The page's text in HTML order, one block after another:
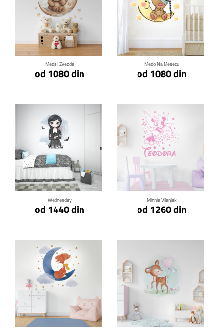
Meda I Zvezde
od 1080 din
Klikni za detalje
Medo Na Mesecu
od 1080 din
Wednesday
od 1440 din
Klikni za detalje
Minnie Vilenjak
od 1260 din
Klikni za detalje
Klikni za detalje Klikni za detalje